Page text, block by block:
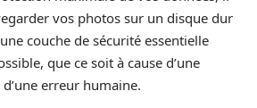
vos photos sur un disque dur
couche de sécurité essentielle
que ce soit à cause d’une
erreur humaine.